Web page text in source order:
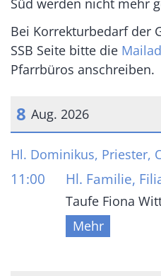
Bei Korrekturbedarf der
SSB Seite bitte die
Pfarrbüros anschreiben.
8 Aug. 2026
Datum: 8. August 2026
Hl. Dominikus, Priester,
11:00 Hl. Familie,
Taufe Fiona
Mehr